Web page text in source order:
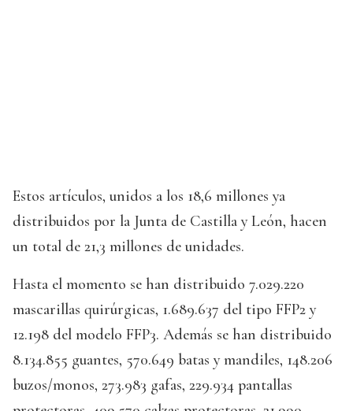
Estos artículos, unidos a los 18,6 millones ya
distribuidos por la Junta de Castilla y León, hacen
un total de 21,3 millones de unidades.
Hasta el momento se han distribuido 7.029.220
mascarillas quirúrgicas, 1.689.637 del tipo FFP2 y
12.198 del modelo FFP3. Además se han distribuido
8.134.855 guantes, 570.649 batas y mandiles, 148.206
buzos/monos, 273.983 gafas, 229.934 pantallas